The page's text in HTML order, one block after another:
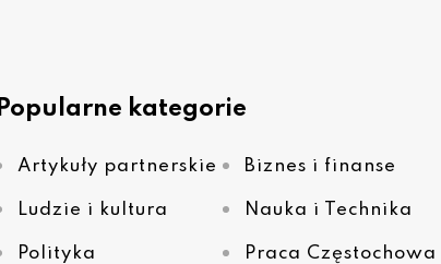
Popularne kategorie
Artykuły partnerskie Biznes i finanse
Ludzie i kultura Nauka i Technika
Polityka Praca Częstochowa